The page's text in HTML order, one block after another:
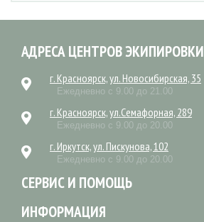
АДРЕСА ЦЕНТРОВ ЭКИПИРОВКИ
г. Красноярск, ул. Новосибирская, 35
Ежедневно с 9.00 до 21.00
г. Красноярск, ул.Семафорная, 289
Ежедневно с 9.00 до 20.00
г. Иркутск, ул. Пискунова, 102
Ежедневно с 9.00 до 20.00
СЕРВИС И ПОМОЩЬ
ИНФОРМАЦИЯ